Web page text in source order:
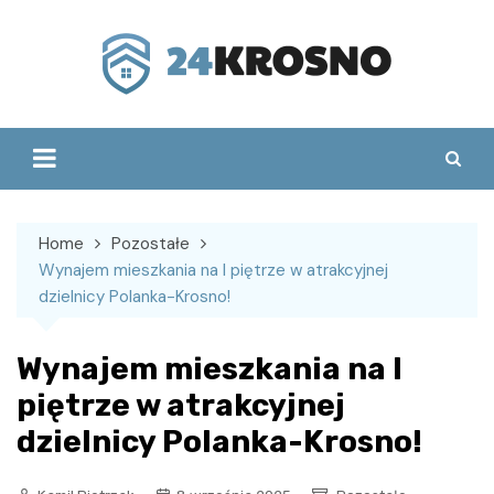
Home
Pozostałe
Wynajem mieszkania na I piętrze w atrakcyjnej
dzielnicy Polanka-Krosno!
Wynajem mieszkania na I
piętrze w atrakcyjnej
dzielnicy Polanka-Krosno!